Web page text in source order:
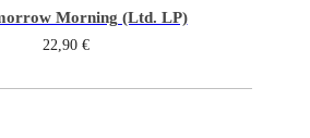
Morning (Ltd. LP)
22,90 €